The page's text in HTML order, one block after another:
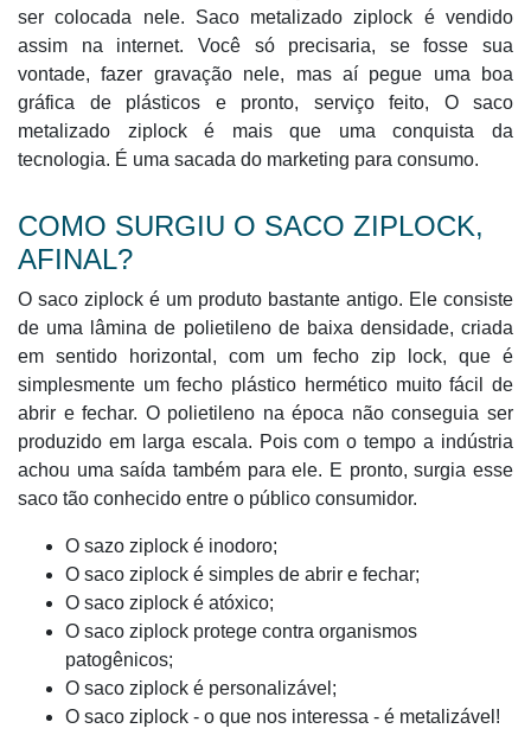
ser colocada nele. Saco metalizado ziplock é vendido
assim na internet. Você só precisaria, se fosse sua
vontade, fazer gravação nele, mas aí pegue uma boa
gráfica de plásticos e pronto, serviço feito, O saco
metalizado ziplock é mais que uma conquista da
tecnologia. É uma sacada do marketing para consumo.
COMO SURGIU O SACO ZIPLOCK,
AFINAL?
O saco ziplock é um produto bastante antigo. Ele consiste
de uma lâmina de polietileno de baixa densidade, criada
em sentido horizontal, com um fecho zip lock, que é
simplesmente um fecho plástico hermético muito fácil de
abrir e fechar. O polietileno na época não conseguia ser
produzido em larga escala. Pois com o tempo a indústria
achou uma saída também para ele. E pronto, surgia esse
saco tão conhecido entre o público consumidor.
O sazo ziplock é inodoro;
O saco ziplock é simples de abrir e fechar;
O saco ziplock é atóxico;
O saco ziplock protege contra organismos
patogênicos;
O saco ziplock é personalizável;
O saco ziplock - o que nos interessa - é metalizável!